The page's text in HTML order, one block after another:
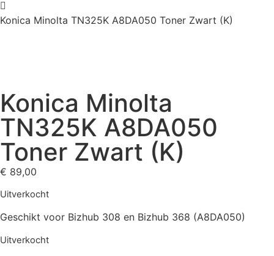
Konica Minolta TN325K A8DA050 Toner Zwart (K)
Konica Minolta
TN325K A8DA050
Toner Zwart (K)
€ 89,00
Uitverkocht
Geschikt voor Bizhub 308 en Bizhub 368 (A8DA050)
Uitverkocht